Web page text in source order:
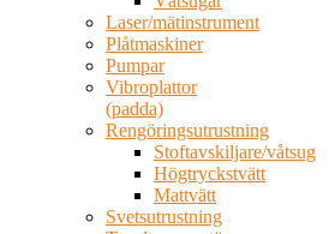
Laser/mätinstrument
Plåtmaskiner
Pumpar
Vibroplattor
(padda)
Rengöringsutrustning
Stoftavskiljare/våtsug
Högtryckstvätt
Mattvätt
Svetsutrustning